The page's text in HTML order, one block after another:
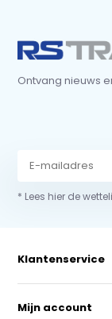
Ontvang nieuws
* Lees hier de
Klantenservice
Mijn account